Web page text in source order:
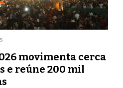
movimenta cerca
e reúne 200 mil